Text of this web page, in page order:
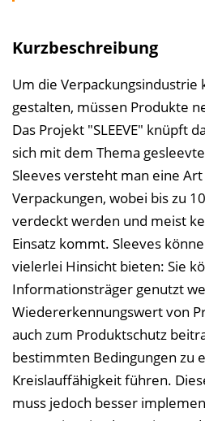
Kurzbeschreibung
Um die Verpackungsindustrie
gestalten, müssen Produkte
Das Projekt "SLEEVE" knüpft
sich mit dem Thema
Sleeves versteht man eine
Verpackungen, wobei bis zu
verdeckt werden und meist
Einsatz kommt. Sleeves
vielerlei Hinsicht bieten: Sie
Informationsträger genutzt
Wiedererkennungswert von
auch zum Produktschutz
bestimmten Bedingungen zu
Kreislauffähigkeit führen.
muss jedoch besser